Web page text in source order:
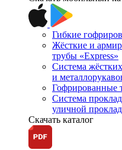
Гибкие
Жёсткие и
трубы «Express»
Система
и
Гофрированные
Система
уличной
Скачать каталог